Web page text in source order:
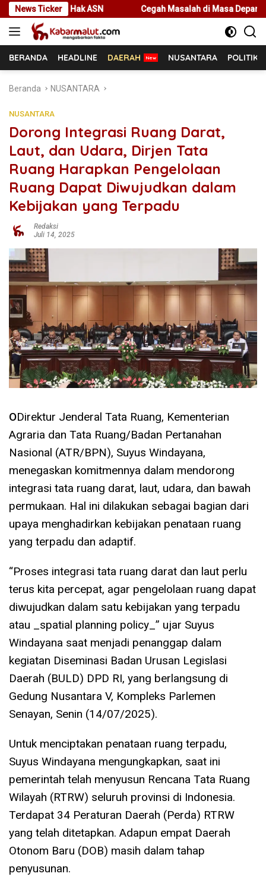
Langsung
ke
konten
News Ticker
ASN Cegah Masalah di Masa Depan, Menteri Nusron Ajak
BERANDA HEADLINE DAERAH NUSANTARA POLITIK
Beranda NUSANTARA
NUSANTARA
Dorong Integrasi Ruang Darat,
Laut, dan Udara, Dirjen Tata
Ruang Harapkan Pengelolaan
Ruang Dapat Diwujudkan dalam
Kebijakan yang Terpadu
Redaksi
Juli 14, 2025
ODirektur Jenderal Tata Ruang, Kementerian
Agraria dan Tata Ruang/Badan Pertanahan
Nasional (ATR/BPN), Suyus Windayana,
menegaskan komitmennya dalam mendorong
integrasi tata ruang darat, laut, udara, dan bawah
permukaan. Hal ini dilakukan sebagai bagian dari
upaya menghadirkan kebijakan penataan ruang
yang terpadu dan adaptif.
“Proses integrasi tata ruang darat dan laut perlu
terus kita percepat, agar pengelolaan ruang dapat
diwujudkan dalam satu kebijakan yang terpadu
atau _spatial planning policy_” ujar Suyus
Windayana saat menjadi penanggap dalam
kegiatan Diseminasi Badan Urusan Legislasi
Daerah (BULD) DPD RI, yang berlangsung di
Gedung Nusantara V, Kompleks Parlemen
Senayan, Senin (14/07/2025).
Untuk menciptakan penataan ruang terpadu,
Suyus Windayana mengungkapkan, saat ini
pemerintah telah menyusun Rencana Tata Ruang
Wilayah (RTRW) seluruh provinsi di Indonesia.
Terdapat 34 Peraturan Daerah (Perda) RTRW
yang telah ditetapkan. Adapun empat Daerah
Otonom Baru (DOB) masih dalam tahap
penyusunan.